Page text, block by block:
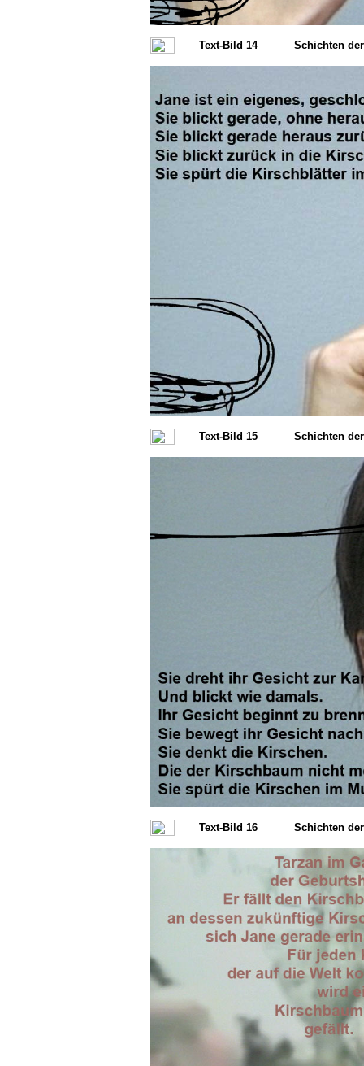
Text-Bild 14 Schichten
Text-Bild 15 Schichten
Text-Bild 16 Schichten